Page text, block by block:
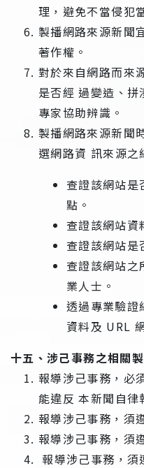
理，避免不當侵犯
製播網路來源新聞
著作權。
對於來自網路而來
是否經 過變造、
專家協助辨識。
製播網路來源新聞
選網路資 訊來源之
查證該網站是
點。
查證該網站資
查證該網站是
查證該網站之
業人士。
透過專業驗證
資料及 URL
十五、涉己事務之相關製
報導涉己事務，必
能違反 本新聞自律
報導涉己事務，須
報導涉己事務，須
報導涉己事務，須